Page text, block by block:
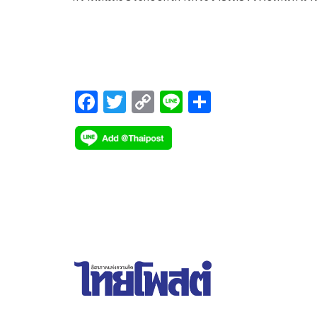
F
ac
e
T
wi
tt
C
o
p
Li